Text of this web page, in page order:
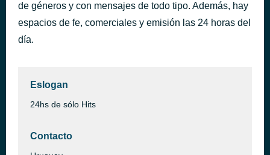
de géneros y con mensajes de todo tipo. Además, hay
espacios de fe, comerciales y emisión las 24 horas del
día.
Eslogan
24hs de sólo Hits
Contacto